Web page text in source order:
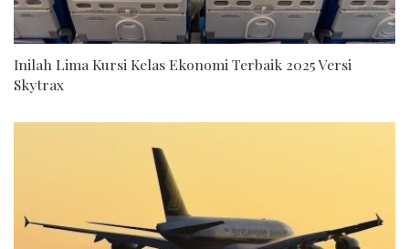
Inilah Lima Kursi Kelas Ekonomi Terbaik 2025 Versi
Skytrax